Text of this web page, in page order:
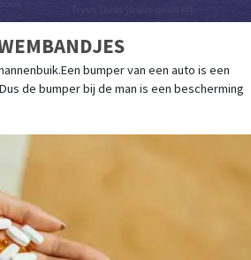
bumper van een auto is een
de bumper bij de man is een bescherming